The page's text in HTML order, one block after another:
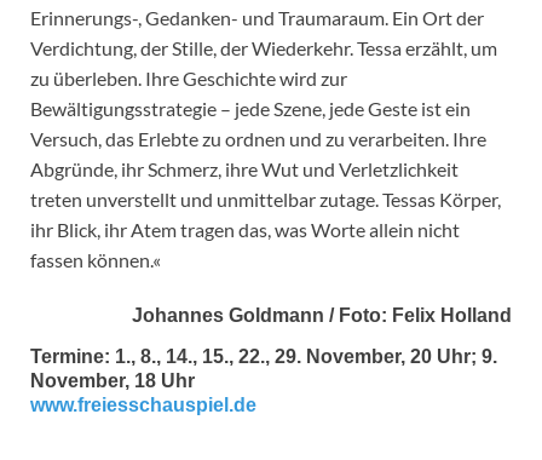
Erinnerungs-, Gedanken- und Traumaraum. Ein Ort der
Verdichtung, der Stille, der Wiederkehr. Tessa erzählt, um
zu überleben. Ihre Geschichte wird zur
Bewältigungsstrategie – jede Szene, jede Geste ist ein
Versuch, das Erlebte zu ordnen und zu verarbeiten. Ihre
Abgründe, ihr Schmerz, ihre Wut und Verletzlichkeit
treten unverstellt und unmittelbar zutage. Tessas Körper,
ihr Blick, ihr Atem tragen das, was Worte allein nicht
fassen können.«
Johannes Goldmann / Foto: Felix Holland
Termine: 1., 8., 14., 15., 22., 29. November, 20 Uhr; 9.
November, 18 Uhr
www.freiesschauspiel.de